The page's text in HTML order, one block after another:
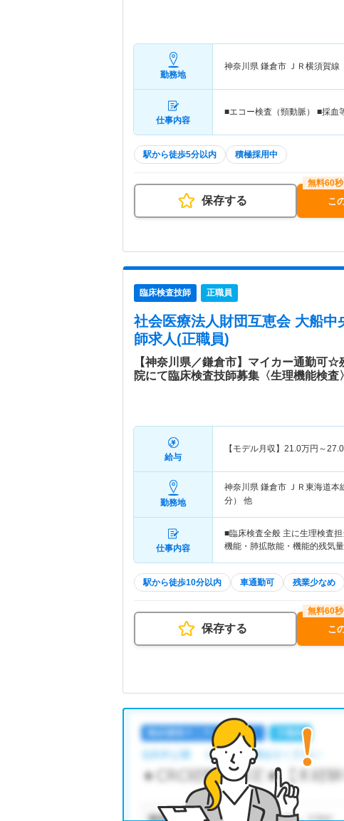
勤務地
神奈川県 鎌倉市 ＪＲ横須賀線
仕事内容
■エコー検査（頸動脈） ■採血
駅から徒歩5分以内 積極採用中
保存する こ
臨床検査技師 正職員
社会医療法人財団互恵会 大船中
師求人(正職員)
【神奈川県／鎌倉市】マイカー通勤可
院にて臨床検査技師募集〈生理機能検査〉
給与
【モデル月収】 21.0万円～27.0
勤務地
神奈川県 鎌倉市 ＪＲ東海道
分） 他
仕事内容
■臨床検査全般 主に生理検査
機能・肺拡散能・機能的残気
駅から徒歩10分以内 車通勤可 残業少なめ
保存する こ